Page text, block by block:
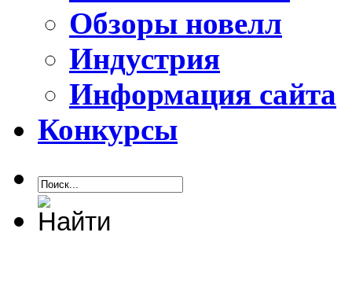
Обзоры новелл
Индустрия
Информация сайта
Конкурсы